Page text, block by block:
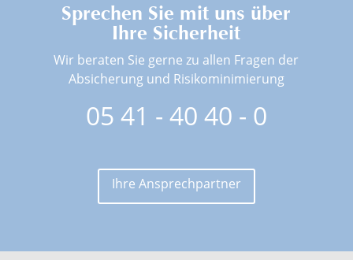
Sprechen Sie mit uns über
Ihre Sicherheit
Wir beraten Sie gerne zu allen Fragen der
Absicherung und Risikominimierung
05 41 - 40 40 - 0
Ihre Ansprechpartner